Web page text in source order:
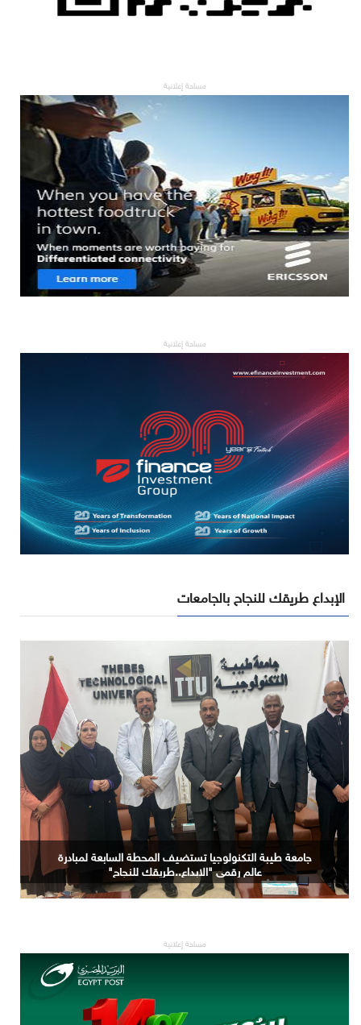
مساحة إعلانية
مساحة إعلانية
الإبداع طريقك للنجاح بالجامعات
كريتيفا جامعة أسوان يستضيف المحطة الثامنة لمبادرة عالم
رقمي " الابداع ..طريقك للنجاح "
مساحة إعلانية